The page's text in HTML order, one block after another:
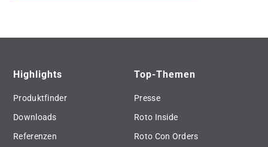
Highlights
Produktfinder
Downloads
Referenzen
Top-Themen
Presse
Roto Inside
Roto Con Orders